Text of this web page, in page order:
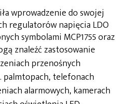
wprowadzenie do swojej
regulatorów napięcia LDO
symbolami MCP1755 oraz
znaleźć zastosowanie
przenośnych
palmtopach, telefonach
alarmowych, kamerach